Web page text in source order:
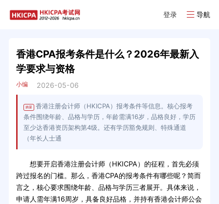
登录 导航
香港CPA报考条件是什么？2026年最新入
学要求与资格
小编 2026-05-06
摘要
香港注册会计师（HKICPA）报考条件等信息。核心报考
条件围绕年龄、品格与学历，年龄需满16岁，品格良好，学历
至少达香港资历架构第4级。还有学历豁免规则、特殊通道
（年长人士通
想要开启香港注册会计师（HKICPA）的征程，首先必须
跨过报名的门槛。那么，香港CPA的报考条件有哪些呢？简而
言之，核心要求围绕年龄、品格与学历三者展开。具体来说，
申请人需年满16周岁，具备良好品格，并持有香港会计师公会